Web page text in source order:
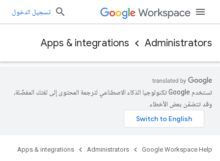
تسجيل الدخول
Administrators
Apps & integrations
تستخدم Google تكنولوجيا الذكاء الاصطناعي لترجمة المحتوى إلى لغتك المفضّلة،
وقد تتضمّن بعض الأخطاء.
Google Workspace Help
Administrators
Apps & integrations